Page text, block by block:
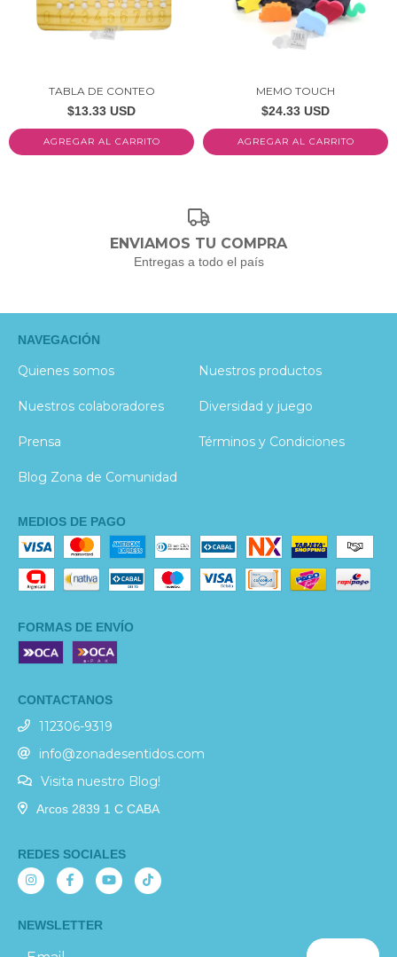
TABLA DE CONTEO
$13.33 USD
MEMO TOUCH
$24.33 USD
ENVIAMOS TU COMPRA
Entregas a todo el país
NAVEGACIÓN
Quienes somos Nuestros productos
Nuestros colaboradores Diversidad y juego
Prensa Términos y Condiciones
Blog Zona de Comunidad
MEDIOS DE PAGO
FORMAS DE ENVÍO
CONTACTANOS
112306-9319
info@zonadesentidos.com
Visita nuestro Blog!
Arcos 2839 1 C CABA
REDES SOCIALES
NEWSLETTER